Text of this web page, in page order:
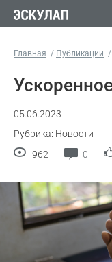
Главная Публикации
05.06.2023
Рубрика: Новости
962
0